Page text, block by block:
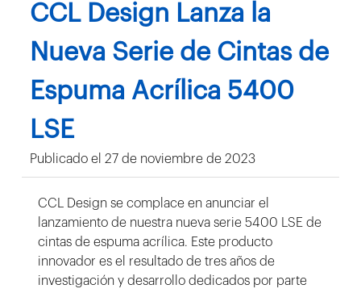
CCL Design Lanza la
Nueva Serie de Cintas de
Espuma Acrílica 5400
LSE
Publicado el 27 de noviembre de 2023
CCL Design se complace en anunciar el
lanzamiento de nuestra nueva serie 5400 LSE de
cintas de espuma acrílica. Este producto
innovador es el resultado de tres años de
investigación y desarrollo dedicados por parte